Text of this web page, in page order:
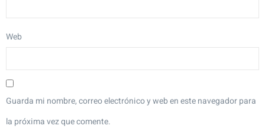
Web
Guarda mi nombre, correo electrónico y web en este navegador para
la próxima vez que comente.